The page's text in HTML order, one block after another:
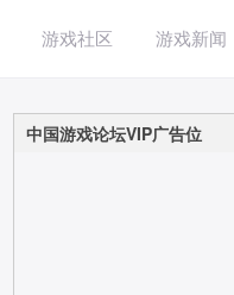
游戏社区 游戏新闻
中国游戏论坛VIP广告位